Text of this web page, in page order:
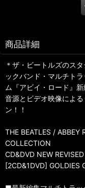
商品詳細
＊ザ・ビートルズのス
ックバンド・マルチト
ム『アビイ・ロード』
音源とビデオ映像によ
ン！！
THE BEATLES / ABBEY
COLLECTION
CD&DVD NEW
[2CD&1DVD] GOLDIES